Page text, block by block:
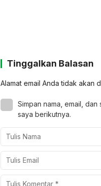
Tinggalkan Balasan
Alamat email Anda tidak akan
Simpan nama, email,
saya berikutnya.